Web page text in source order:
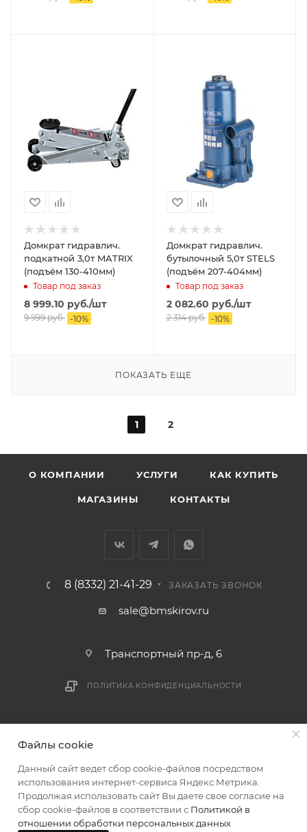
Домкрат гидравлич.
подкатной 3,0т MATRIX
(подъём 130-410мм)
Товар под заказ
8 999.10 руб./шт
9 999руб. -10%
Домкрат гидравлич.
бутылочный 5,0т STELS
(подъём 207-404мм)
Товар под заказ
2 082.60 руб./шт
2 314руб. -10%
ПОКАЗАТЬ ЕЩЕ
1 2
О КОМПАНИИ УСЛУГИ КАК КУПИТЬ
МАГАЗИНЫ КОНТАКТЫ
8 (8332) 21-41-29 ЗАКАЗАТЬ ЗВОНОК
sale@bmskirov.ru
Транспортный пр-д, 6
ПОЛИТИКА КОНФИДЕНЦИАЛЬНОСТИ
Файлы cookie
Данный сайт ведет сбор cookie-файлов посредством
использования интернет-сервиса Яндекс.Метрика.
Продолжая использовать сайт Вы даете свое согласие на
сбор cookie-файлов в соответствии с Политикой в
отношении обработки персональных данных